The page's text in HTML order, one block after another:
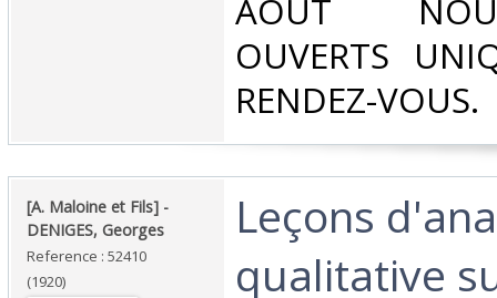
AOUT
OUVERTS
RENDEZ-VOUS.‎
‎[A. Maloine et Fils] - ‎
‎DENIGES, Georges‎
Reference : 52410
(1920)
‎Leçons
qualitative